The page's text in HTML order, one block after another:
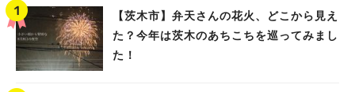
【茨木市】弁天さんの花火、どこから見え
た？今年は茨木のあちこちを巡ってみまし
た！